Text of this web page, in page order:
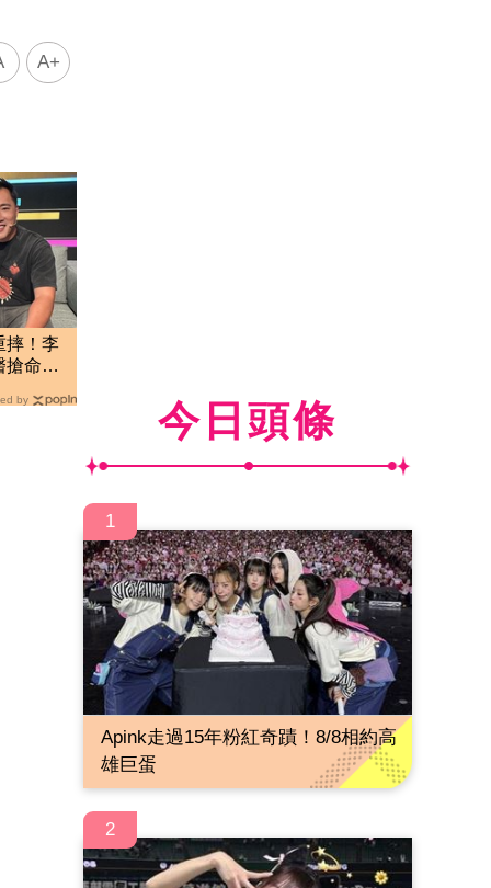
A+
摔！李
搶命
by 今日頭條
1
Apink走過15年粉紅奇蹟！8/8相約高
雄巨蛋
2